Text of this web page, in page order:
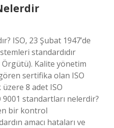
ISO, 23 Şubat 1947’de
standardıdır
Kalite yönetim
sertifika olan ISO
8 adet ISO
standartları nelerdir?
bir kontrol
amacı hataları ve